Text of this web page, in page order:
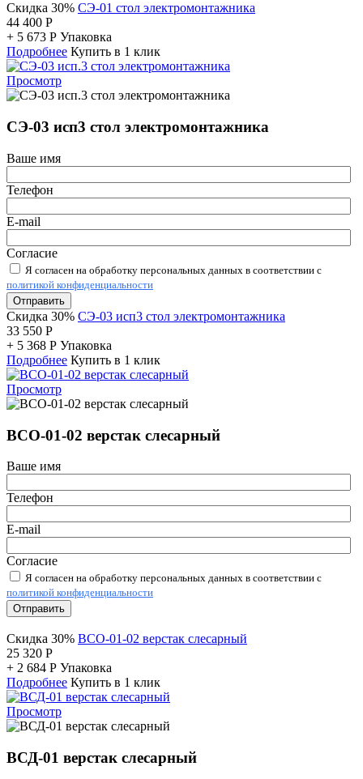
Скидка 30% СЭ-01 стол электромонтажника
44 400 Р
+ 5 673 Р Упаковка
Подробнее Купить в 1 клик
Просмотр
СЭ-03 исп3 стол электромонтажника
Ваше имя
Телефон
E-mail
Согласие
Я согласен на обработку персональных данных в соответствии с
политикой конфиденциальности
Отправить
Скидка 30% СЭ-03 исп3 стол электромонтажника
33 550 Р
+ 5 368 Р Упаковка
Подробнее Купить в 1 клик
Просмотр
ВСО-01-02 верстак слесарный
Ваше имя
Телефон
E-mail
Согласие
Я согласен на обработку персональных данных в соответствии с
политикой конфиденциальности
Отправить
Скидка 30% ВСО-01-02 верстак слесарный
25 320 Р
+ 2 684 Р Упаковка
Подробнее Купить в 1 клик
Просмотр
ВСД-01 верстак слесарный